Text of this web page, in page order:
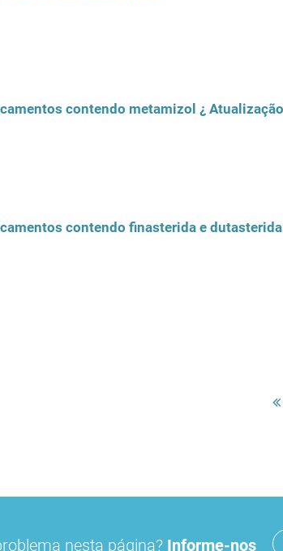
contendo finasterida e dutasterida
nesta página? Informe-nos